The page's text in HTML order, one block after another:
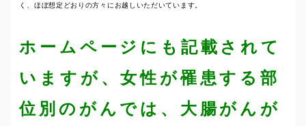
く、ほぼ想定どおりの方々にお越しいただいています。
ホームページにも記載されて
いますが、女性が罹患する部
位別のがんでは、大腸がんが